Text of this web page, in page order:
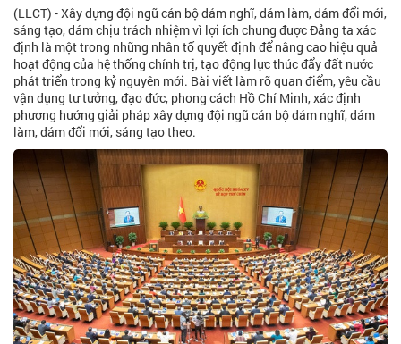
(LLCT) - Xây dựng đội ngũ cán bộ dám nghĩ, dám làm, dám đổi mới,
sáng tạo, dám chịu trách nhiệm vì lợi ích chung được Đảng ta xác
định là một trong những nhân tố quyết định để nâng cao hiệu quả
hoạt động của hệ thống chính trị, tạo động lực thúc đẩy đất nước
phát triển trong kỷ nguyên mới. Bài viết làm rõ quan điểm, yêu cầu
vận dụng tư tưởng, đạo đức, phong cách Hồ Chí Minh, xác định
phương hướng giải pháp xây dựng đội ngũ cán bộ dám nghĩ, dám
làm, dám đổi mới, sáng tạo theo.